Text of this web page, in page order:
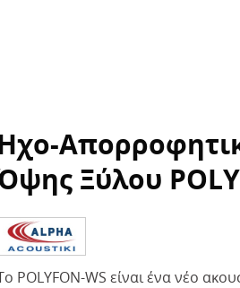
Ξύλου
POLYFON-WS είναι ένα νέο